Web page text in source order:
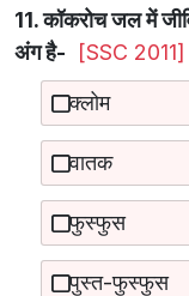
11. कॉकरोच जल में
अंग है-
[SSC 2011]
क्लोम
वातक
फुस्फुस
पुस्त-फुस्फुस